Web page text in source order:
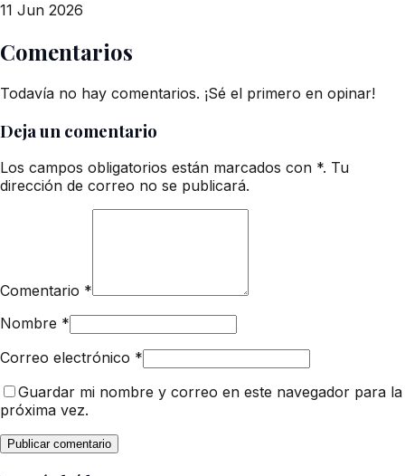
11 Jun 2026
Comentarios
Todavía no hay comentarios. ¡Sé el primero en opinar!
Deja un comentario
Los campos obligatorios están marcados con *. Tu
dirección de correo no se publicará.
Comentario *
Nombre *
Correo electrónico *
Guardar mi nombre y correo en este navegador para la
próxima vez.